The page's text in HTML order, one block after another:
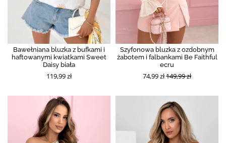
Bawełniana bluzka z bufkami i
haftowanymi kwiatkami Sweet
Daisy biała
119,99 zł
Szyfonowa bluzka z ozdobnym
żabotem i falbankami Be Faithful
ecru
74,99 zł149,99 zł